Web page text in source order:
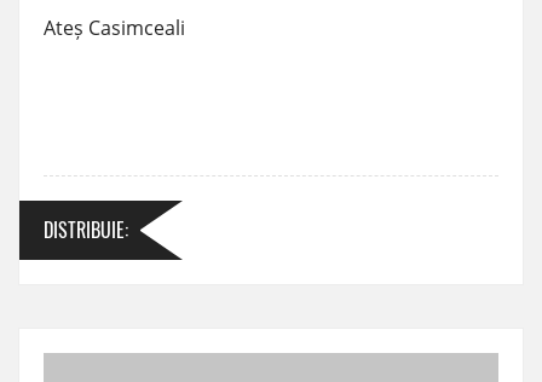
Ateș Casimceali
DISTRIBUIE: